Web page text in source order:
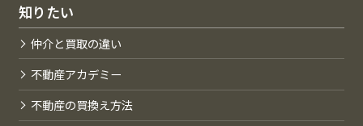
知りたい
仲介と買取の違い
不動産アカデミー
不動産の買換え方法